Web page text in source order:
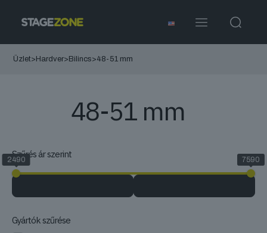
Üzlet> Hardver> Bilincs>48-51 mm
48-51 mm
Szűrés ár szerint
2490 7590
Gyártók szűrése